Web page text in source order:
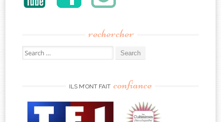
rechercher
Search
for:
ILS M’ONT FAIT confiance